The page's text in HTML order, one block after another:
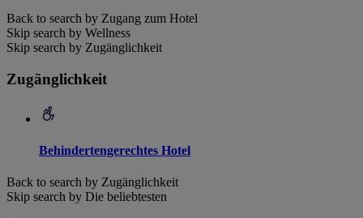
Back to search by Zugang zum Hotel
Skip search by Wellness
Skip search by Zugänglichkeit
Zugänglichkeit
Behindertengerechtes Hotel
Back to search by Zugänglichkeit
Skip search by Die beliebtesten